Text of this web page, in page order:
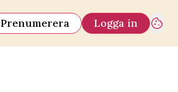
Prenumerera Logga in